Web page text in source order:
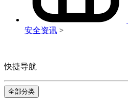
安全资讯 >
快捷导航
全部分类